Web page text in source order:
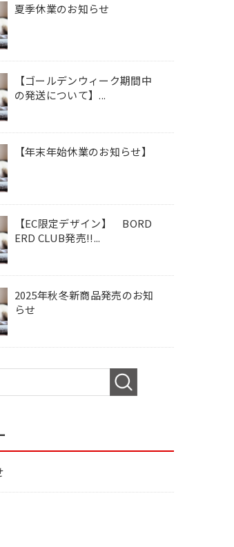
夏季休業のお知らせ
【ゴールデンウィーク期間中
の発送について】...
【年末年始休業のお知らせ】
【EC限定デザイン】 BORD
ERD CLUB発売!!...
2025年秋冬新商品発売のお知
らせ